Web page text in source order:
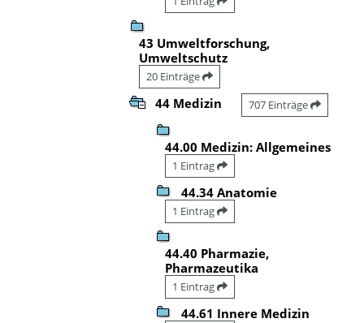
43 Umweltforschung,
Umweltschutz
20 Einträge
44 Medizin 707 Einträge
44.00 Medizin: Allgemeines
1 Eintrag
44.34 Anatomie
1 Eintrag
44.40 Pharmazie,
Pharmazeutika
1 Eintrag
44.61 Innere Medizin